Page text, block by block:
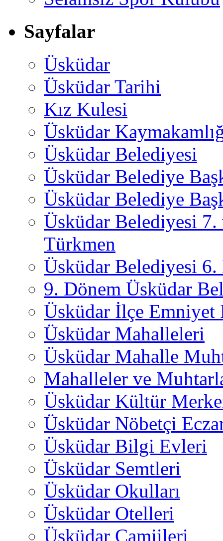
Sayfalar
Üsküdar
Üsküdar Tarihi
Kız Kulesi
Üsküdar
Üsküdar Belediyesi
Üsküdar Belediye
Üsküdar Belediye
Üsküdar Belediyesi
Türkmen
Üsküdar Belediyesi 6.
9. Dönem Üsküdar
Üsküdar İlçe
Üsküdar Mahalleleri
Üsküdar Mahalle
Mahalleler ve
Üsküdar Kültür
Üsküdar Nöbetçi
Üsküdar Bilgi Evleri
Üsküdar Semtleri
Üsküdar Okulları
Üsküdar Otelleri
Üsküdar Camiileri